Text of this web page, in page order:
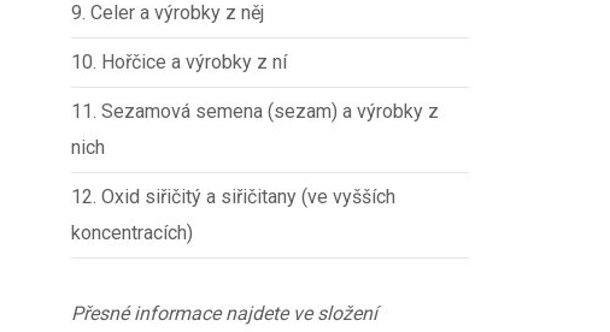
9. Celer a výrobky z něj
10. Hořčice a výrobky z ní
11. Sezamová semena (sezam) a výrobky z
nich
12. Oxid siřičitý a siřičitany (ve vyšších
koncentracích)
Přesné informace najdete ve složení